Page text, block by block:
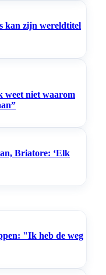
kan zijn wereldtitel
weet niet waarom
Briatore: ‘Elk
"Ik heb de weg